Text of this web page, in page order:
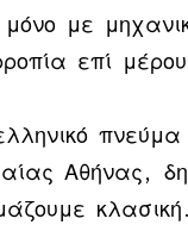
με
επί
Αθήνας,